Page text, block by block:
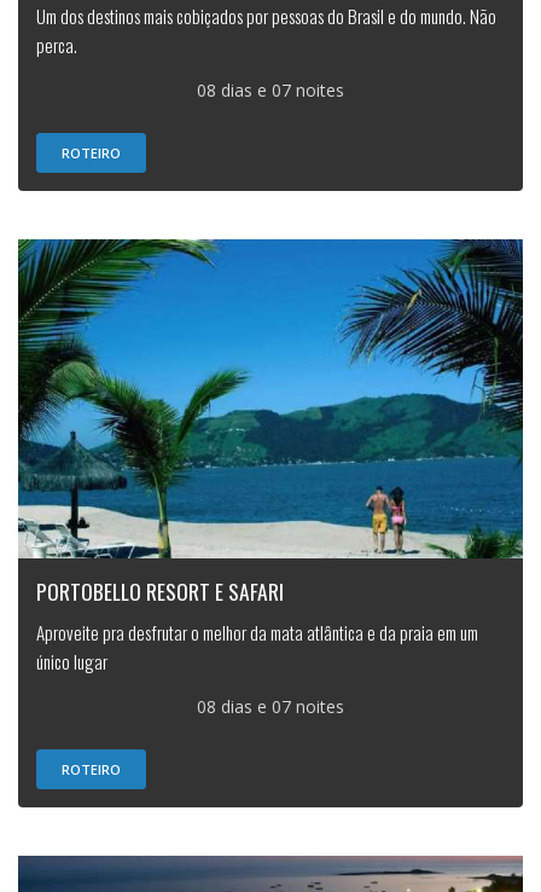
Um dos destinos mais cobiçados por pessoas do Brasil e do mundo. Não
perca.
08 dias e 07 noites
ROTEIRO
PORTOBELLO RESORT E SAFARI
Aproveite pra desfrutar o melhor da mata atlântica e da praia em um
único lugar
08 dias e 07 noites
ROTEIRO